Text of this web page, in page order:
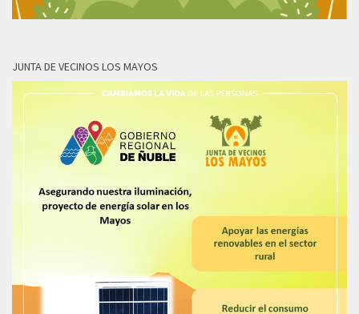
JUNTA DE VECINOS LOS MAYOS